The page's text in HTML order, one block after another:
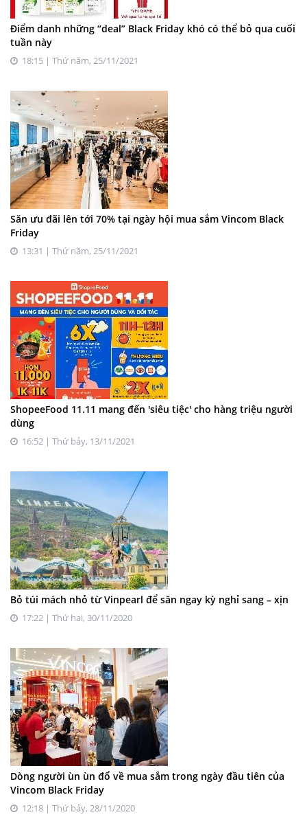
Điểm danh những “deal” Black Friday khó có thể bỏ qua cuối
tuần này
18:15 | Thứ năm, 25/11/2021
Săn ưu đãi lên tới 70% tại ngày hội mua sắm Vincom Black
Friday
13:31 | Thứ năm, 25/11/2021
ShopeeFood 11.11 mang đến 'siêu tiệc' cho hàng triệu người
dùng
16:52 | Thứ bảy, 13/11/2021
Bỏ túi mách nhỏ từ Vinpearl để săn ngay kỳ nghỉ sang – xịn
17:22 | Thứ hai, 30/11/2020
Dòng người ùn ùn đổ về mua sắm trong ngày đầu tiên của
Vincom Black Friday
12:18 | Thứ bảy, 28/11/2020